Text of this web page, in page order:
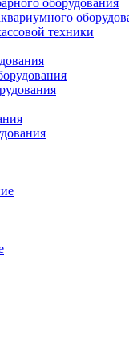
техники